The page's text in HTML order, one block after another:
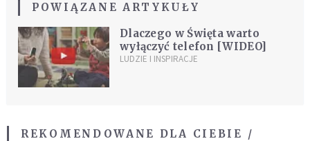
POWIĄZANE ARTYKUŁY
Dlaczego w Święta warto
wyłączyć telefon [WIDEO]
LUDZIE I INSPIRACJE
REKOMENDOWANE DLA CIEBIE /